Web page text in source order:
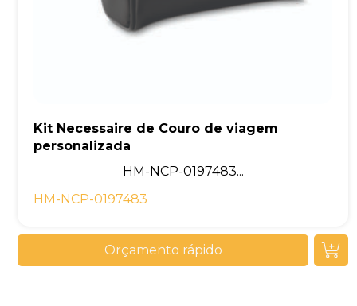
Kit Necessaire de Couro de viagem
personalizada
HM-NCP-0197483...
HM-NCP-0197483
Orçamento rápido